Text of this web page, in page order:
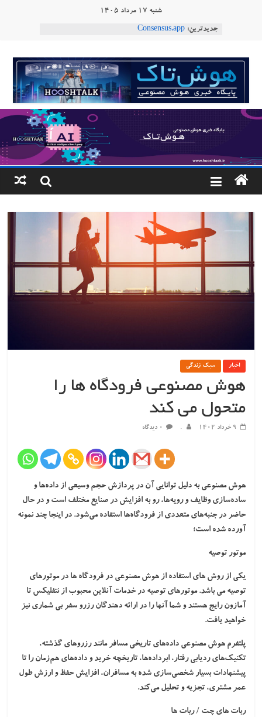
شنبه ۱۷ مرداد ۱۴۰۵
جدیدترین: Consensus.app
طبیعی فارسی
ربات «Aru» محصول شرکت فرانسوی Nio
Robotics
ربات T‑800
هوشتاک
پایگاه
خبری
هوش
مصنوعی
www.hooshtaak.ir
اخبار سبک زندگی
هوش مصنوعی فرودگاه ها را
متحول می کند
۹ خرداد ۱۴۰۲ . ۰ دیدگاه
هوش مصنوعی به دلیل توانایی آن در پردازش حجم وسیعی از داده‌ها و
ساده‌سازی وظایف و رویه‌ها، رو به افزایش در صنایع مختلف است و در حال
حاضر در جنبه‌های متعددی از فرودگاه‌ها استفاده می‌شود. در اینجا چند نمونه
آورده شده است؛
موتور توصیه
یکی از روش های استفاده از هوش مصنوعی در فرودگاه ها در موتورهای
توصیه می باشد. موتورهای توصیه در خدمات آنلاین محبوب از نتفلیکس تا
آمازون رایج هستند و شما آنها را در ارائه دهندگان رزرو سفر بی شماری نیز
خواهید یافت.
پلتفرم هوش مصنوعی داده‌های تاریخی مسافر مانند رزروهای گذشته،
تکنیک‌های ردیابی رفتار، ابرداده‌ها، تاریخچه خرید و داده‌های هم‌زمان را تا
پیشنهادات بسیار شخصی‌سازی شده به مسافران، افزایش حفظ و ارزش طول
عمر مشتری، تجزیه و تحلیل می‌کند.
ربات های چت / ربات ها